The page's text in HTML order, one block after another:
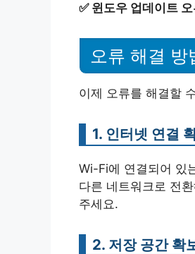
✅ 윈도우 업데이트
오류 해결 방
이제 오류를 해결할
1. 인터넷 연결
Wi-Fi에 연결되어 있
다른 네트워크로 전
주세요.
2. 저장 공간 확